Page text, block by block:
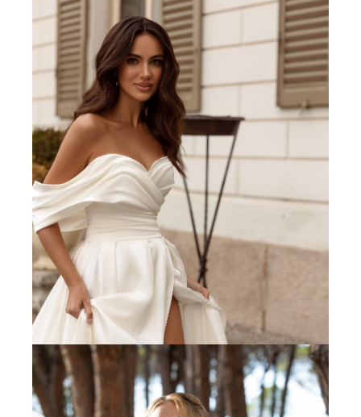
Robes de Créateurs
Chaque années nous travaillons au plus près des
dernières tendances pour que vous soyez la plus
belle.
Le Miroir de La Mariée sélectionne les plus belles
robes de mariées dans les collections de ses
créateurs partenaires et vous accompagne pour
trouver les coupes qui vous vont le mieux.
Chaque détail compte : nous savons que vous
êtes unique; aussi, la plupart de nos modèles
sont personnalisables et réalisés sur mesure.